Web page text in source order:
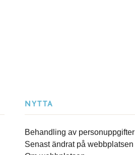
NYTTA
Behandling av personuppgifter
Senast ändrat på webbplatsen